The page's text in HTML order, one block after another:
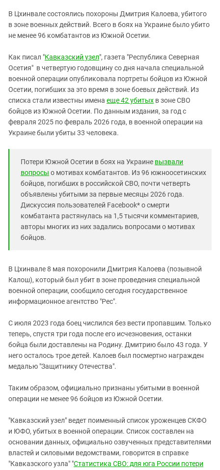
КАВКАЗ ЗА ПАЛЕСТИНУ
ИНАКОМЫСЛИЕ В ЧЕЧНЕ
ПРЕСЛЕДОВАНИЕ АКТИВИСТОВ
Ингушетия
Кабардино-Балкария
Калмыкия
Карачаево-Черкесия
Краснодарский край
Нагорный Карабах
Российская Федерация
Ростовская область
СКФО
Ставропольский край
Чечня
Южная Осетия
ЮФО
В Цхинвале состоялись похороны Дмитрия Калоева, убитого
в зоне военных действий. Всего в боях на Украине было убито
не менее 96 комбатантов из Южной Осетии.
Как писал "Кавказский узел", газета "Республика Северная
Осетия" в четвертую годовщину со дня начала специальной
военной операции опубликовала портреты бойцов из Южной
Осетии, погибших за это время в зоне боевых действий. Из
списка стали известны имена еще 42 убитых в зоне СВО
бойцов из Южной Осетии. По данным издания, за год с
февраля 2025 по февраль 2026 года, в военной операции на
Украине были убиты 33 человека.
Потери Южной Осетии в боях на Украине вызвали
вопросы о мотивах комбатантов. Из 96 южноосетинских
бойцов, погибших в российской СВО, почти четверть
объявлены убитыми за первые месяцы 2026 года.
Дискуссия пользователей Facebook* о смерти
комбатанта растянулась на 1,5 тысячи комментариев,
авторы многих из них задались вопросами о мотивах
бойцов.
В Цхинвале 8 мая похоронили Дмитрия Калоева (позывной
Калош), который был убит в зоне проведения специальной
военной операции, сообщило сегодня государственное
информационное агентство "Рес".
С июля 2023 года боец числился без вести пропавшим. Только
теперь, спустя три года после его исчезновения, останки
бойца были доставлены на Родину. Дмитрию было 43 года. У
него осталось трое детей. Калоев был посмертно награжден
медалью "Защитнику Отечества".
Таким образом, официально признаны убитыми в военной
операции не менее 96 бойцов из Южной Осетии.
"Кавказский узел" ведет поименный список уроженцев СКФО
и ЮФО, убитых в военной операции. Список составлен на
основании данных, официально озвученных представителями
властей и силовыми ведомствами, говорится в справке
"Кавказского узла" "Статистика СВО: для юга России потери